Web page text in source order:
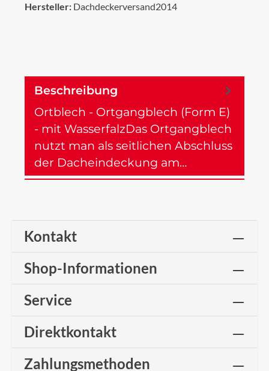
Hersteller: Dachdeckerversand2014
Beschreibung
Ortblech - Ortgangblech (Form E)
- mit WasserfalzDas Ortgangblech
nutzt man als seitlichen Abschluss
der Dacheindeckung am…
Kontakt
Shop-Informationen
Service
Direktkontakt
Zahlungsmethoden